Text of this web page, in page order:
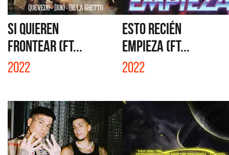
SI QUIEREN
FRONTEAR (FT...
2022
ESTO RECIÉN
EMPIEZA (FT...
2022